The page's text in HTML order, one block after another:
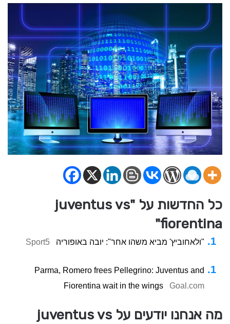
כל החדשות על "juventus vs
fiorentina"
"ולאחוביץ' מביא משהו אחר": יובה באופוריה Sport5
Parma, Romero frees Pellegrino: Juventus and
Fiorentina wait in the wings
Goal.com
מה אנחנו יודעים על juventus vs